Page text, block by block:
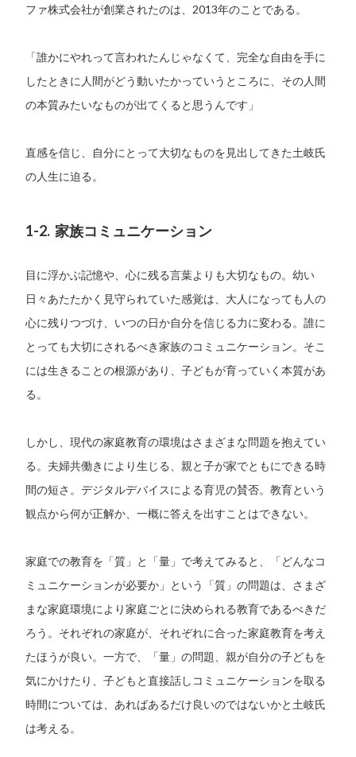
ファ株式会社が創業されたのは、2013年のことである。
「誰かにやれって言われたんじゃなくて、完全な自由を手に
したときに人間がどう動いたかっていうところに、その人間
の本質みたいなものが出てくると思うんです」
直感を信じ、自分にとって大切なものを見出してきた土岐氏
の人生に迫る。
1-2. 家族コミュニケーション
目に浮かぶ記憶や、心に残る言葉よりも大切なもの。幼い
日々あたたかく見守られていた感覚は、大人になっても人の
心に残りつづけ、いつの日か自分を信じる力に変わる。誰に
とっても大切にされるべき家族のコミュニケーション。そこ
には生きることの根源があり、子どもが育っていく本質があ
る。
しかし、現代の家庭教育の環境はさまざまな問題を抱えてい
る。夫婦共働きにより生じる、親と子が家でともにできる時
間の短さ。デジタルデバイスによる育児の賛否。教育という
観点から何が正解か、一概に答えを出すことはできない。
家庭での教育を「質」と「量」で考えてみると、「どんなコ
ミュニケーションが必要か」という「質」の問題は、さまざ
まな家庭環境により家庭ごとに決められる教育であるべきだ
ろう。それぞれの家庭が、それぞれに合った家庭教育を考え
たほうが良い。一方で、「量」の問題、親が自分の子どもを
気にかけたり、子どもと直接話しコミュニケーションを取る
時間については、あればあるだけ良いのではないかと土岐氏
は考える。